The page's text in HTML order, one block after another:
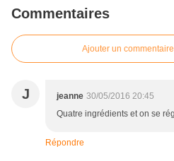
Commentaires
Ajouter un commentaire
J jeanne 30/05/2016 20:45
Quatre ingrédients et on se
Répondre